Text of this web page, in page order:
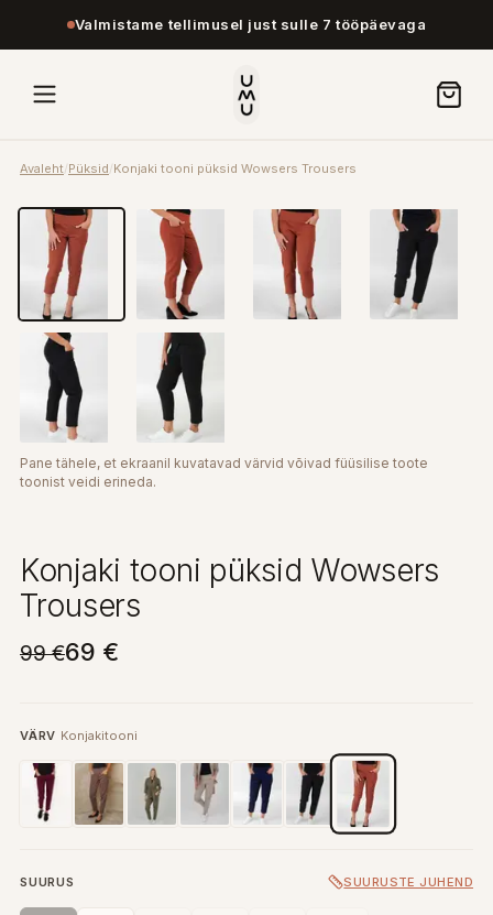
Valmistame tellimusel just sulle 7 tööpäevaga
Avaleht/Püksid/Konjaki tooni püksid Wowsers Trousers
Pane tähele, et ekraanil kuvatavad värvid võivad füüsilise toote
toonist veidi erineda.
Konjaki tooni püksid Wowsers
Trousers
99 €69 €
VÄRV Konjakitooni
SUURUS SUURUSTE JUHEND